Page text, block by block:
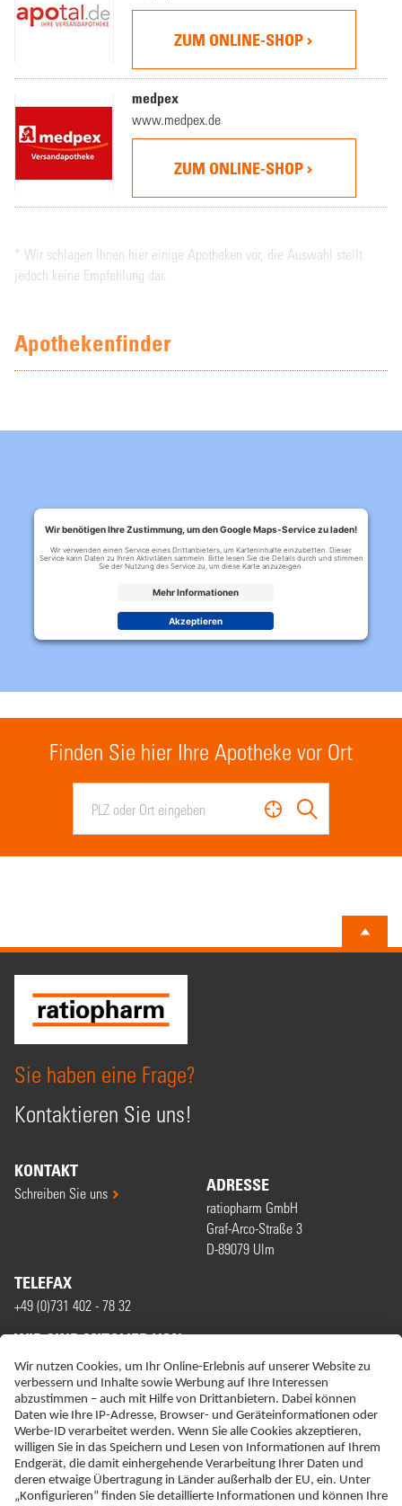
ZUM ONLINE-SHOP
medpex
www.medpex.de
ZUM ONLINE-SHOP
* Wir schlagen Ihnen hier einige Apotheken vor, die Auswahl stellt
jedoch keine Empfehlung dar.
Apothekenfinder
Wir benötigen Ihre Zustimmung, um den Google Maps-Service zu laden!
Wir verwenden einen Service eines Drittanbieters, um Karteninhalte einzubetten. Dieser
Service kann Daten zu Ihren Aktivitäten sammeln. Bitte lesen Sie die Details durch und stimmen
Sie der Nutzung des Service zu, um diese Karte anzuzeigen.
Mehr Informationen
Akzeptieren
Finden Sie hier Ihre Apotheke vor Ort
Sie haben eine Frage?
Kontaktieren Sie uns!
KONTAKT
Schreiben Sie uns ADRESSE
ratiopharm GmbH
Graf-Arco-Straße 3
D-89079 Ulm
TELEFAX
+49 (0)731 402 - 78 32
WIR SIND MITGLIED VON
ERKLÄRUNG ZUR BARRIEREFREIHEIT
IMPRESSUM